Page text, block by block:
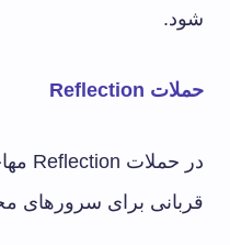
شود.
حملات Reflection
قربانی برای سرورهای